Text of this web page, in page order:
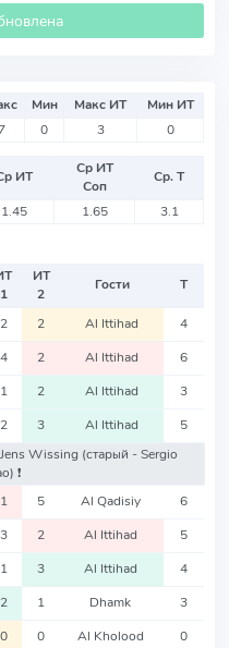
Мин Макс ИТ
Мин ИТ
0 3 0
ИТ
Ср ИТ
Соп
Ср. Т
1.45 1.65 3.1
1
ИТ
2
Гости Т
2 2 Al Ittihad 4
4 2 Al Ittihad 6
1 2 Al Ittihad 3
2 3 Al Ittihad
5
Wissing (старый - Sergio
❗️
1 5 Al Qadisiy 6
3 2 Al Ittihad 5
1 3 Al Ittihad 4
2 1 Dhamk 3
0 0 Al Kholood 0